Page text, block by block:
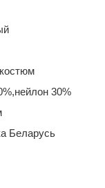
30%
Беларусь